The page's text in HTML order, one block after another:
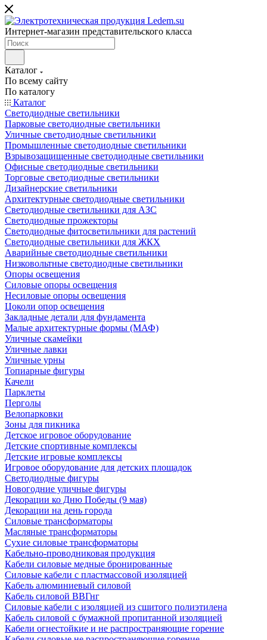
Интернет-магазин представительского класса
Каталог
По всему сайту
По каталогу
Каталог
Светодиодные светильники
Парковые светодиодные светильники
Уличные светодиодные светильники
Промышленные светодиодные светильники
Взрывозащищенные светодиодные светильники
Офисные светодиодные светильники
Торговые светодиодные светильники
Дизайнерские светильники
Архитектурные светодиодные светильники
Светодиодные светильники для АЗС
Светодиодные прожекторы
Светодиодные фитосветильники для растений
Светодиодные светильники для ЖКХ
Аварийные светодиодные светильники
Низковольтные светодиодные светильники
Опоры освещения
Силовые опоры освещения
Несиловые опоры освещения
Цоколи опор освещения
Закладные детали для фундамента
Малые архитектурные формы (МАФ)
Уличные скамейки
Уличные лавки
Уличные урны
Топиарные фигуры
Качели
Парклеты
Перголы
Велопарковки
Зоны для пикника
Детское игровое оборудование
Детские спортивные комплексы
Детские игровые комплексы
Игровое оборудование для детских площадок
Светодиодные фигуры
Новогодние уличные фигуры
Декорации ко Дню Победы (9 мая)
Декорации на день города
Силовые трансформаторы
Масляные трансформаторы
Сухие силовые трансформаторы
Кабельно-проводниковая продукция
Кабели силовые медные бронированные
Силовые кабели с пластмассовой изоляцией
Кабель алюминиевый силовой
Кабель силовой ВВГнг
Силовые кабели с изоляцией из сшитого полиэтилена
Кабель силовой с бумажной пропитанной изоляцией
Кабели огнестойкие и не распространяющие горение